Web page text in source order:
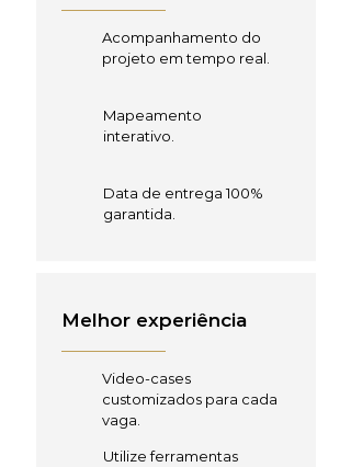
Acompanhamento do
projeto em tempo real.
Mapeamento
interativo.
Data de entrega 100%
garantida.
Melhor experiência
Video-cases
customizados para cada
vaga.
Utilize ferramentas